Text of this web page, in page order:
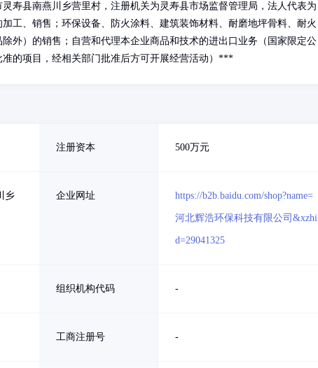
寿县南燕川乡营里村，注册机关为灵寿县市场监督管理局，法人代表为
工、销售；环保设备、防火涂料、建筑装饰材料、耐磨地坪骨料、耐火
外）的销售；自营和代理本企业商品和技术的进出口业务（国家限定公
的项目，经相关部门批准后方可开展经营活动）***
注册资本 500万元
乡 企业网址 https://b2b.baidu.com/shop?name=
河北辉浩环保科技有限公司&xzhi
d=29041325
组织机构代码 -
工商注册号 -